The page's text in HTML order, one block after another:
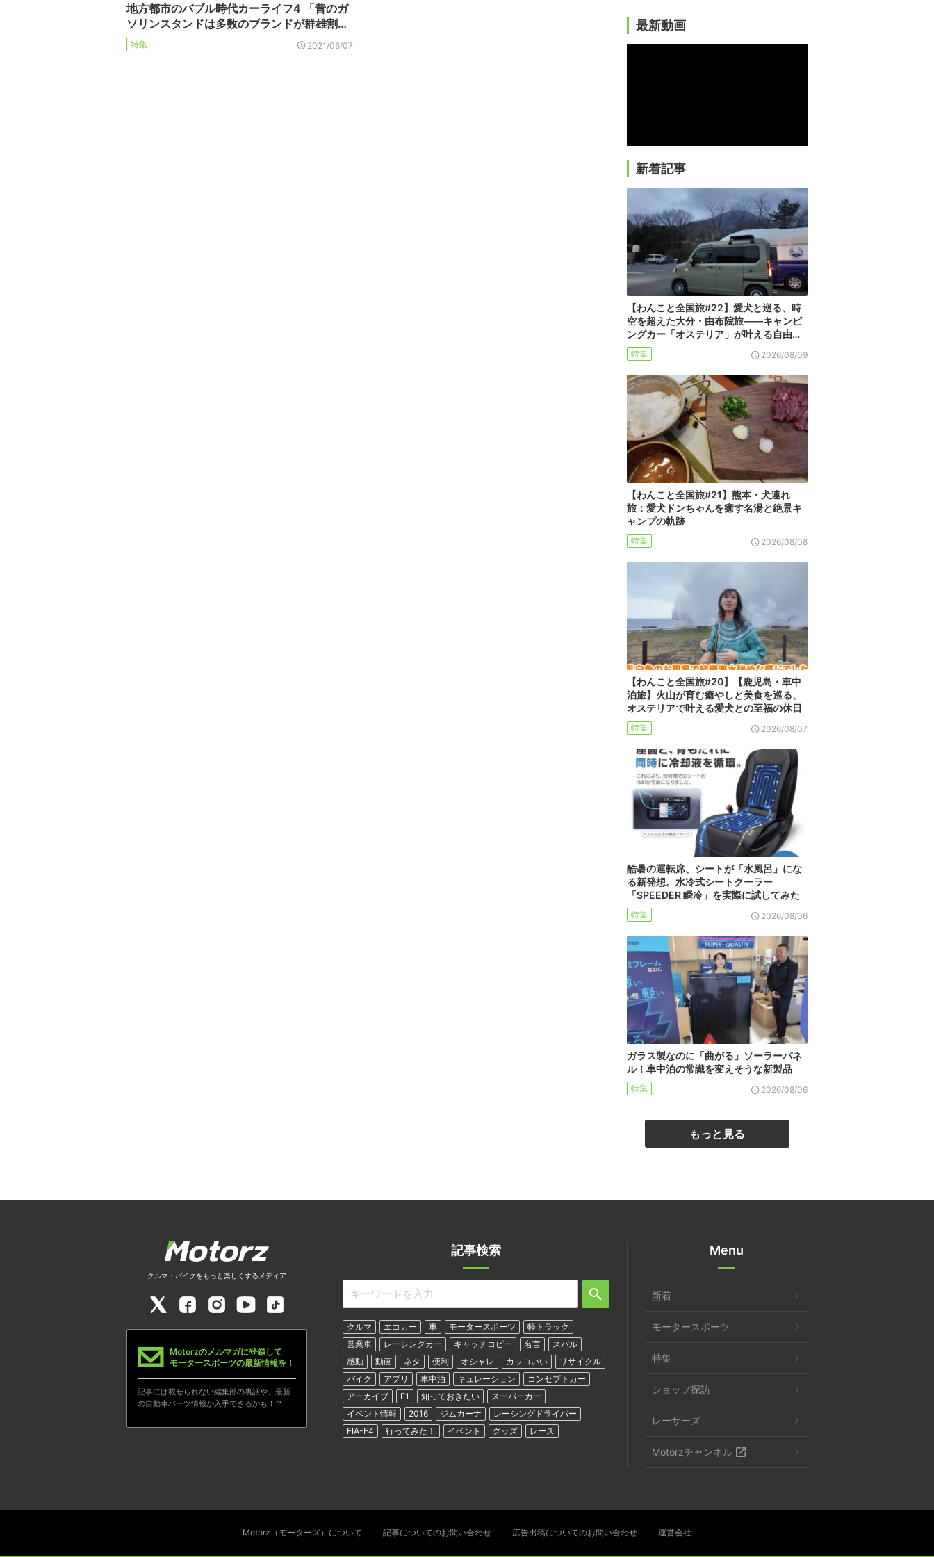
地方都市のバブル時代カーライフ4 「昔のガ
ソリンスタンドは多数のブランドが群雄割…
特集 2021/06/07
最新動画
新着記事
【わんこと全国旅#22】愛犬と巡る、時
空を超えた大分・由布院旅――キャンピ
ングカー「オステリア」が叶える自由…
特集 2026/08/09
【わんこと全国旅#21】熊本・犬連れ
旅：愛犬ドンちゃんを癒す名湯と絶景キ
ャンプの軌跡
特集 2026/08/08
【わんこと全国旅#20】【鹿児島・車中
泊旅】火山が育む癒やしと美食を巡る、
オステリアで叶える愛犬との至福の休日
特集 2026/08/07
酷暑の運転席、シートが「水風呂」にな
る新発想。水冷式シートクーラー
「SPEEDER 瞬冷」を実際に試してみた
特集 2026/08/06
ガラス製なのに「曲がる」ソーラーパネ
ル！車中泊の常識を変えそうな新製品
特集 2026/08/06
もっと見る
記事検索
クルマ エコカー 車 モータースポーツ
軽トラック
営業車
レーシングカー キャッチコピー 名言
スバル
感動
動画 ネタ 便利 オシャレ カッコいい
リサイクル
バイク
アプリ 車中泊 キュレーション
コンセプトカー
アーカイブ
F1 知っておきたい
スーパーカー
イベント情報
2016 ジムカーナ
レーシングドライバー
FIA-F4
行ってみた！ イベント グッズ レース
クルマ・バイクをもっと楽しくするメディア
Motorzのメルマガに登録して
モータースポーツの最新情報を！
記事には載せられない編集部の裏話や、最新
の自動車パーツ情報が入手できるかも！？
Menu
新着
モータースポーツ
特集
ショップ探訪
レーサーズ
Motorzチャンネル
Motorz（モーターズ）について 記事についてのお問い合わせ 広告出稿についてのお問い合わせ 運営会社